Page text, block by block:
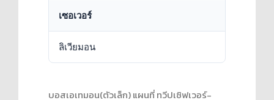
เซอเวอร์
ลิเวียมอน
บอสเอเทมอน(ตัวเล็ก) แผนที่ ทวีปเซิฟเวอร์-